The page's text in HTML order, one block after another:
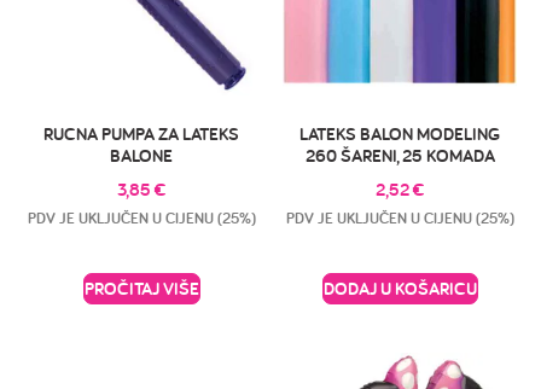
RUCNA PUMPA ZA LATEKS
BALONE
3,85 €
PDV JE UKLJUČEN U CIJENU (25%)
PROČITAJ VIŠE
LATEKS BALON MODELING
260 ŠARENI, 25 KOMADA
2,52€
PDV JE UKLJUČEN U CIJENU (25%)
DODAJ U KOŠARICU